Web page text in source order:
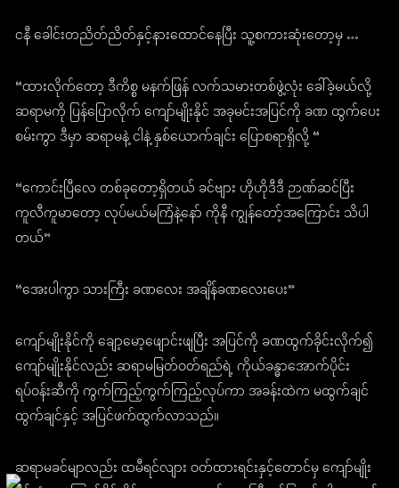
ငနီ ခေါင်းတညိတ်ညိတ်နှင့်နားထောင်နေပြီး သူ့စကားဆုံးတော့မှ …
“ထားလိုက်တော့ ဒီကိစ္စ မနက်ဖြန် လက်သမားတစ်ဖွဲ့လုံး ခေါ်ခဲ့မယ်လို့
ဆရာမကို ပြန်ပြောလိုက် ကျော်မျိုးနိုင် အခုမင်းအပြင်ကို ခဏ ထွက်ပေး
စမ်းကွာ ဒီမှာ ဆရာမနဲ့ ငါနဲ့ နှစ်ယောက်ချင်း ပြောစရာရှိလို့ “
“ကောင်းပြီလေ တစ်ခုတော့ရှိတယ် ခင်ဗျား ဟိုဟိုဒီဒီ ဉာဏ်ဆင်ပြီး
ကူလီကူမာတော့ လုပ်မယ်မကြံနဲ့နော် ကိုနီ ကျွန်တော့်အကြောင်း သိပါ
တယ်”
“အေးပါကွာ သားကြီး ခဏလေး အချိန်ခဏလေးပေး”
ကျော်မျိုးနိုင်ကို ချော့မော့ဖျောင်းဖျပြီး အပြင်ကို ခဏထွက်ခိုင်းလိုက်၍
ကျော်မျိုးနိုင်လည်း ဆရာမမြတ်ဝတ်ရည်ရဲ့ ကိုယ်ခန္ဓာအောက်ပိုင်း
ရပ်ဝန်းဆီကို ကွက်ကြည့်ကွက်ကြည့်လုပ်ကာ အခန်းထဲက မထွက်ချင်
ထွက်ချင်နှင့် အပြင်ဖက်ထွက်လာသည်။
ဆရာမခင်မျာလည်း ထမီရင်လျား ဝတ်ထားရင်းနှင့်တောင်မှ ကျော်မျိုး